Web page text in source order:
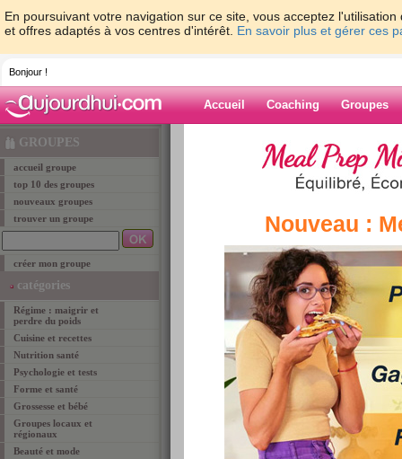
En poursuivant votre navigation sur ce site, vous acceptez
et offres adaptés à vos centres d'intérêt. En savoir plus et gérer ces
Bonjour !
Accueil Coaching Groupes
GROUPES
accueil groupe
top 10 des groupes
nouveaux groupes
trouver un groupe
créer mon groupe
catégories
Régime : maigrir et
perdre du poids
Cuisine et recettes
Nutrition santé
Psychologie et tests
Forme et santé
Grossesse et bébé
Groupes locaux et
régionaux
Beauté et mode
Nutrition santé
Dans les groupes de cette catégorie, vous
l’alimentation santé, des personnes qui
leurs assiettes. Vous pourrez ainsi instruire
partageant vos expériences, vous pourrez
faciliter votre bien être. Bien manger, c'est la
pour rechercher un groupe ou un sujet
Nouveau :